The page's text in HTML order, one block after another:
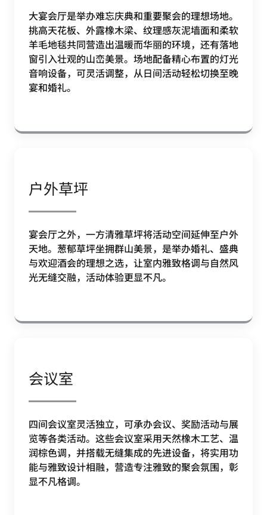
大宴会厅是举办难忘庆典和重要聚会的理想场地。
挑高天花板、外露橡木梁、纹理感灰泥墙面和柔软
羊毛地毯共同营造出温暖而华丽的环境，还有落地
窗引入壮观的山峦美景。场地配备精心布置的灯光
音响设备，可灵活调整，从日间活动轻松切换至晚
宴和婚礼。
户外草坪
宴会厅之外，一方清雅草坪将活动空间延伸至户外
天地。葱郁草坪坐拥群山美景，是举办婚礼、盛典
与欢迎酒会的理想之选，让室内雅致格调与自然风
光无缝交融，活动体验更显不凡。
会议室
四间会议室灵活独立，可承办会议、奖励活动与展
览等各类活动。这些会议室采用天然橡木工艺、温
润棕色调，并搭载无缝集成的先进设备，将实用功
能与雅致设计相融，营造专注雅致的聚会氛围，彰
显不凡格调。